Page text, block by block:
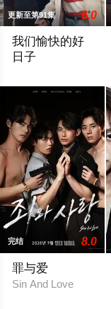
更新至第91集 6.0
我们愉快的好
日子
完结 8.0
罪与爱
Sin And Love